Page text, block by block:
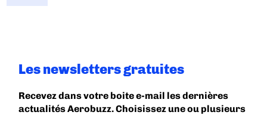
Les newsletters gratuites
Recevez dans votre boite e-mail les dernières
actualités Aerobuzz. Choisissez une ou plusieurs